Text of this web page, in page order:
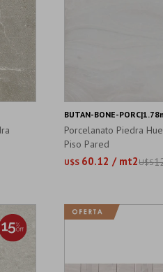
Porcelanato Piedra
Piso Pared
U$S 60.12 / mt2U$S
BUTAN-BONE-